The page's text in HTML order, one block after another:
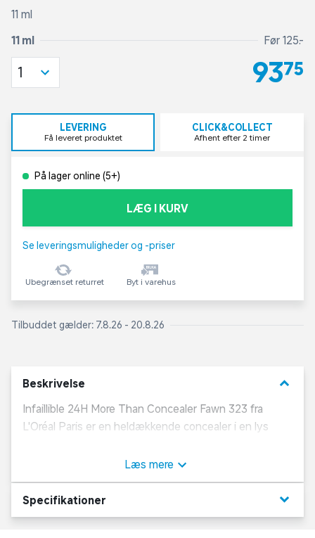
11 ml
11 ml Før 125,-
93,75
1
LEVERING
Få leveret produktet
CLICK&COLLECT
Afhent efter 2 timer
På lager online (5+)
LÆG I KURV
Se leveringsmuligheder og -priser
Ubegrænset returret Byt i varehus
Tilbuddet gælder: 7.8.26 - 20.8.26
Beskrivelse keyboard_arrow_down
Infaillible 24H More Than Concealer Fawn 323 fra
L'Oréal Paris er en heldækkende concealer i en lys
maksimal dækkeevne, og den kraftige applikator er
behagelig at bruge og gør det nemt at opføre den
rette mængde. Prøv den effektive More Than
Concealer Fawn for et lyst og ensartet resultat, der
Læs mere
Specifikationer keyboard_arrow_down